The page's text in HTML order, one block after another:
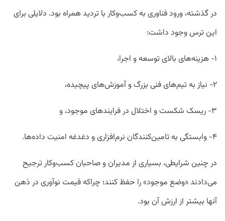
در گذشته، ورود فناوری به کسب‌وکار با تردید همراه بود. دلایلی برای
این ترس وجود داشت:
۱- هزینه‌های بالای توسعه و اجرا،
۲- نیاز به تیم‌های فنی بزرگ و آموزش‌های پیچیده،
۳- ریسک شکست و اختلال در فرایندهای موجود، و
۴- وابستگی به تامین‌کنندگان نرم‌افزاری و دغدغه امنیت داده‌ها.
در چنین شرایطی، بسیاری از مدیران و صاحبان کسب‌وکار ترجیح
می‌دادند «وضع موجود» را حفظ کنند؛ چراکه قیمت نوآوری در ذهن
آنها بیشتر از ارزش آن بود.